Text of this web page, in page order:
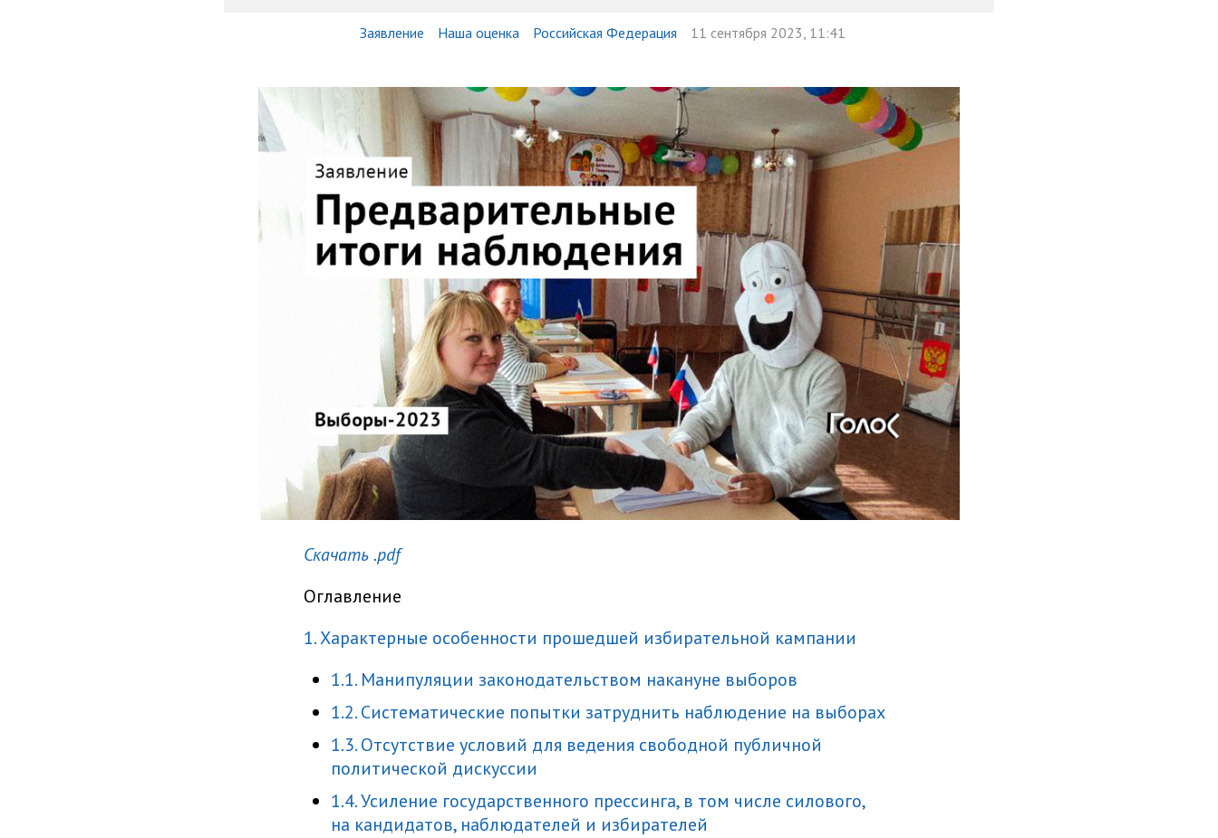
Заявление Наша оценка Российская Федерация 11 сентября 2023, 11:41
Скачать .pdf
Оглавление
1. Характерные особенности прошедшей избирательной кампании
1.1. Манипуляции законодательством накануне выборов
1.2. Систематические попытки затруднить наблюдение на выборах
1.3. Отсутствие условий для ведения свободной публичной
политической дискуссии
1.4. Усиление государственного прессинга, в том числе силового,
на кандидатов, наблюдателей и избирателей